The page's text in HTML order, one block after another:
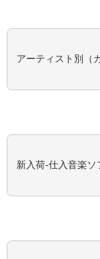
アーティスト別（
新入荷-仕入音楽ソ